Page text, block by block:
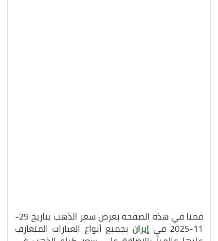
قمنا في هذه الصفحة بعرض سعر الذهب بتاريخ 29-
11-2025 في إيرانبجميع أنواع العيارات المتعارف